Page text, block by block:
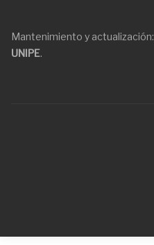
Mantenimiento y actualización:
UNIPE.